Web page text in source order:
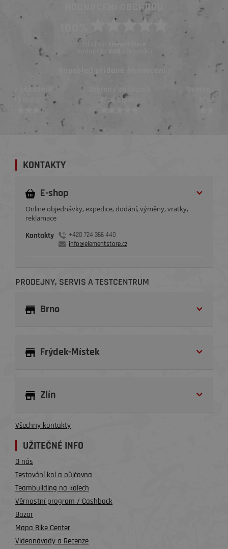
HODNOCENÍ OBCHODU
Obchod ElementStore
hodnotilo
Naposled přidané hodnocení::
Ověřený zákazník
Před 3 týdny
KONTAKTY
E-shop
Online objednávky, expedice, dodání, výměny, vratky,
reklamace
Kontakty
+420 724 366 440
info@elementstore.cz
PRODEJNY, SERVIS A TESTCENTRUM
Brno
Frýdek-Místek
Zlín
Všechny kontakty
UŽITEČNÉ INFO
O nás
Testování kol a půjčovna
Teambuilding na kolech
Věrnostní program / Cashback
Bazar
Mapa Bike Center
Videonávody a Recenze